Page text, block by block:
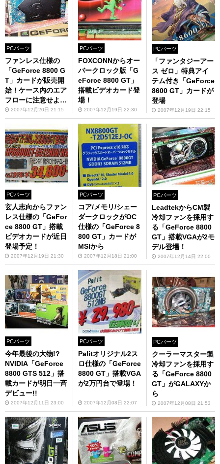
PCパーツ
ファンレス仕様の
「GeForce 8800 G
T」カードが販売開
始！ケース内のエア
フローに注意せよ！
2007年12月20日 21:15
PCパーツ
FOXCONNからオー
バークロック版「G
eForce 8800 GT」
搭載ビデオカード登
場！
2007年12月19日 22:30
PCパーツ
「ファンタジーアー
ス ゼロ」特典アイ
テム付き「GeForce
8600 GT」カードが
登場
2007年12月19日 22:15
PCパーツ
玄人志向からファン
レス仕様の「GeFor
ce 8800 GT」搭載
ビデオカードが近日
登場予定！
2007年12月19日 21:30
PCパーツ
コア/メモリ/シェー
ダークロックがOC
仕様の「GeForce 8
800 GT」カードが
MSIから
2007年12月18日 21:00
PCパーツ
LeadtekからCM製
冷却ファンを採用す
る「GeForce 8800
GT」搭載VGAが2モ
デル登場！
2007年12月14日 22:00
PCパーツ
今年最後の大物!?
NVIDIA「GeForce
8800 GTS 512」搭
載カードが明日一斉
デビュー!!
2007年12月11日 23:00
PCパーツ
Palitオリジナル2ス
ロ仕様の「GeForce
8800 GT」搭載VGA
が2万円台で登場！
2007年12月08日 22:07
PCパーツ
クーラーマスター製
冷却ファンを採用す
る「GeForce 8800
GT」がGALAXYか
ら
2007年12月08日 21:53